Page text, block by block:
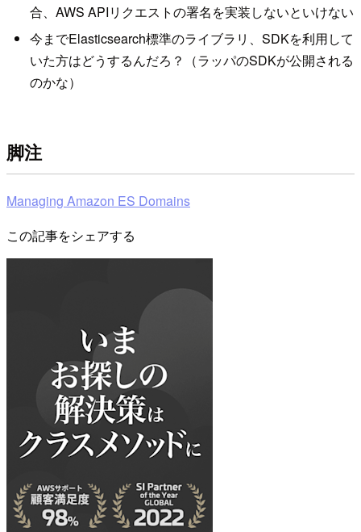
合、AWS APIリクエストの署名を実装しないといけない
今までElasticsearch標準のライブラリ、SDKを利用して
いた方はどうするんだろ？（ラッパのSDKが公開される
のかな）
脚注
Managing Amazon ES Domains
この記事をシェアする